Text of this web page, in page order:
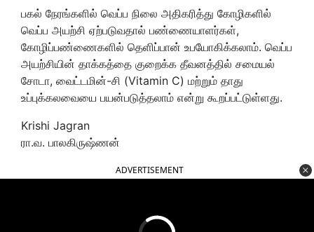
பகல் நேரங்களில் வெப்ப நிலை அதிகரித்து கோழிகளில்
வெப்ப அயற்சி ஏற்படுவதால் பண்ணையாளர்கள்,
கோழிப்பண்ணைகளில் தெளிப்பான் உபயோகிக்கலாம். வெப்ப
அயற்சியின் தாக்கத்தை குறைக்க தீவனத்தில் சமையல்
சோடா, வைட்டமின்-சி (Vitamin C) மற்றும் தாது
உப்புக்கலவையை பயன்படுத்தலாம் என்று கூறப்பட்டுள்ளது.
Krishi Jagran
ரா.வ. பாலகிருஷ்ணன்
ADVERTISEMENT